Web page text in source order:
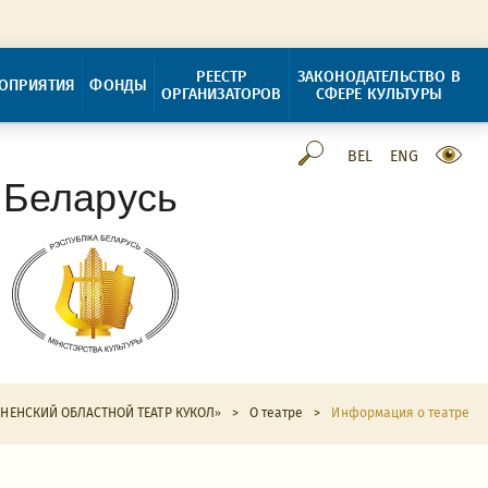
ФОНДЫ
РЕЕСТР
ОРГАНИЗАТОРОВ
ЗАКОНОДАТЕЛЬСТВО В
СФЕРЕ КУЛЬТУРЫ
BEL ENG
ОБЛАСТНОЙ ТЕАТР КУКОЛ» > О театре > Информация о театре